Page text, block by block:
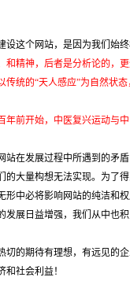
设这个网站，是因为我们始
和精神，后者是分析论的，
传统的“天人感应”为自然状
年前开始，中医复兴运动与
站在发展过程中所遇到的矛
的大量构想无法实现。为了
形中必将影响网站的纯洁和
发展日益增强，我们从中也
切的期待有理想，有远见的
和社会利益！